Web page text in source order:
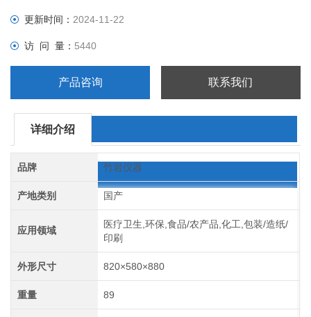
更新时间：2024-11-22
访 问 量： 5440
产品咨询 联系我们
详细介绍
品牌 竹岩仪器
产地类别 国产
应用领域
医疗卫生,环保,食品/农产品,化工,包装/造纸/
印刷
外形尺寸 820×580×880
重量 89